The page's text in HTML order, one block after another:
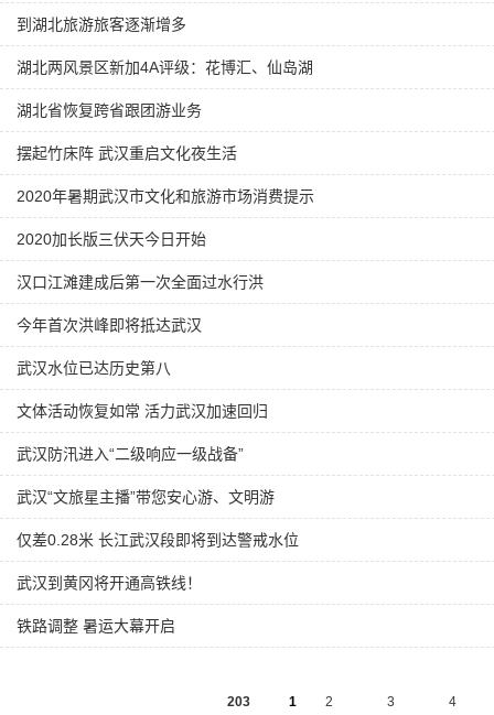
到湖北旅游旅客逐渐增多
湖北两风景区新加4A评级：花博汇、仙岛湖
湖北省恢复跨省跟团游业务
摆起竹床阵 武汉重启文化夜生活
2020年暑期武汉市文化和旅游市场消费提示
2020加长版三伏天今日开始
汉口江滩建成后第一次全面过水行洪
今年首次洪峰即将抵达武汉
武汉水位已达历史第八
文体活动恢复如常 活力武汉加速回归
武汉防汛进入“二级响应一级战备”
武汉“文旅星主播”带您安心游、文明游
仅差0.28米 长江武汉段即将到达警戒水位
武汉到黄冈将开通高铁线！
铁路调整 暑运大幕开启
203 1 2 3 4